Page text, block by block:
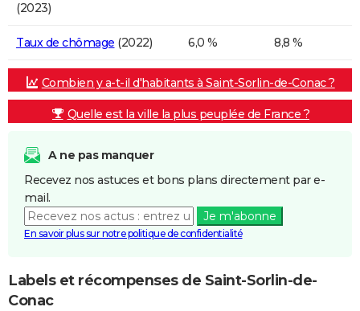
(2023)
Taux de chômage (2022) 6,0 % 8,8 %
Combien y a-t-il d'habitants à Saint-Sorlin-de-Conac ?
Quelle est la ville la plus peuplée de France ?
A ne pas manquer
Recevez nos astuces et bons plans directement par e-
mail.
Je m'abonne
En savoir plus sur notre politique de confidentialité
Labels et récompenses de Saint-Sorlin-de-
Conac